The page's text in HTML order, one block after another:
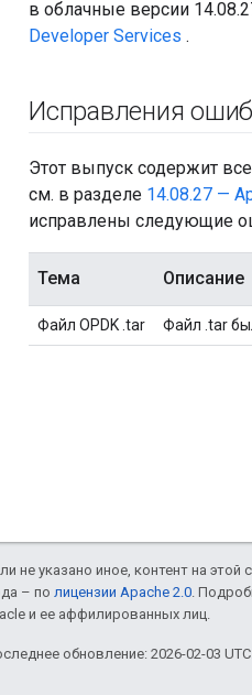
в облачные версии
Developer Services .
Исправления
Этот выпуск содержит
см. в разделе 14.08.27 —
исправлены следующие
Тема Описание
Файл OPDK .tar Файл .tar
не указано иное, контент на этой
– по лицензии Apache 2.0.
и ее аффилированных лиц.
обновление: 2026-02-03